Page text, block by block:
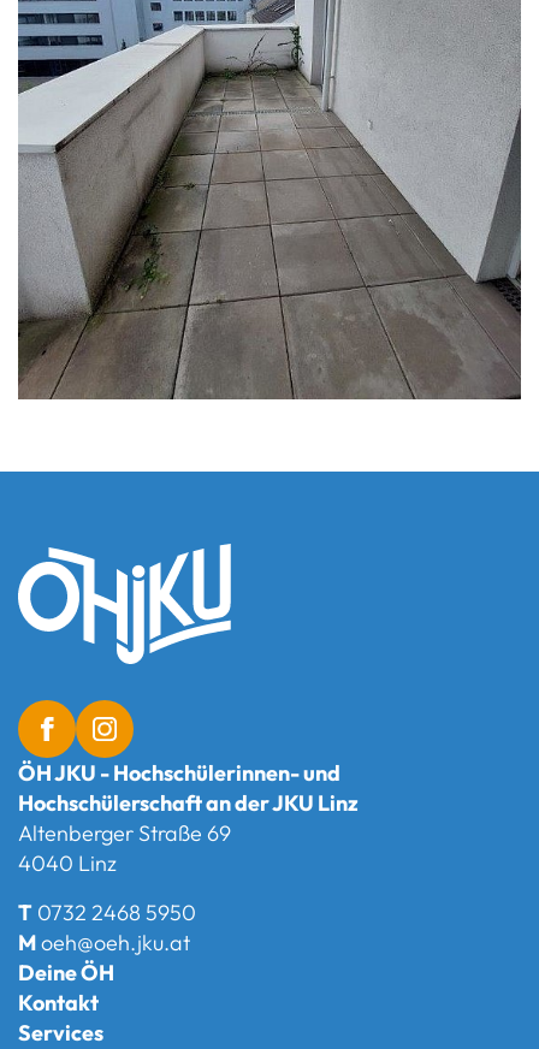
ÖH JKU - Hochschülerinnen- und
Hochschülerschaft an der JKU Linz
Altenberger Straße 69
4040 Linz
T 0732 2468 5950
Moeh@oeh.jku.at
Deine ÖH
Kontakt
Services